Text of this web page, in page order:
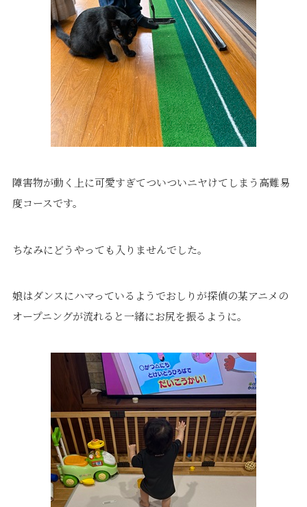
障害物が動く上に可愛すぎてついついニヤけてしまう高難易
度コースです。
ちなみにどうやっても入りませんでした。
娘はダンスにハマっているようでおしりが探偵の某アニメの
オープニングが流れると一緒にお尻を振るように。